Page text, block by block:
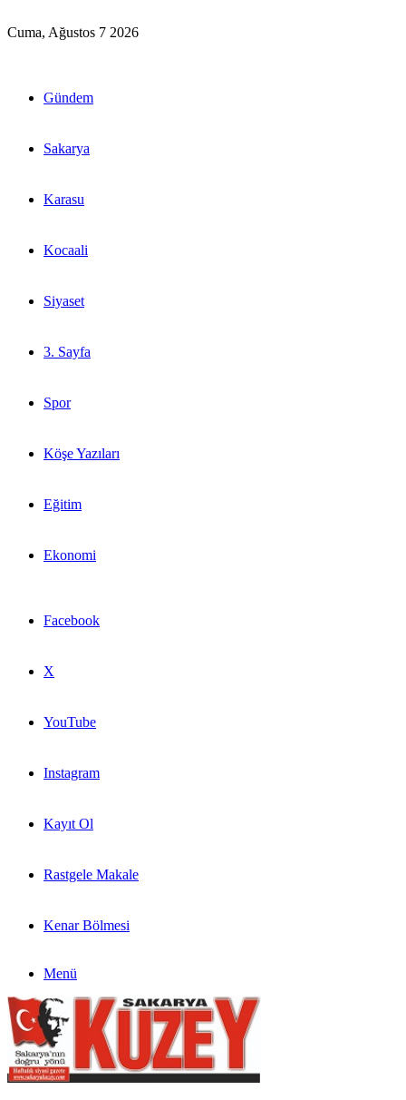
Cuma, Ağustos 7 2026
Gündem
Sakarya
Karasu
Kocaali
Siyaset
3. Sayfa
Spor
Köşe Yazıları
Eğitim
Ekonomi
Facebook
X
YouTube
Instagram
Kayıt Ol
Rastgele Makale
Kenar Bölmesi
Menü